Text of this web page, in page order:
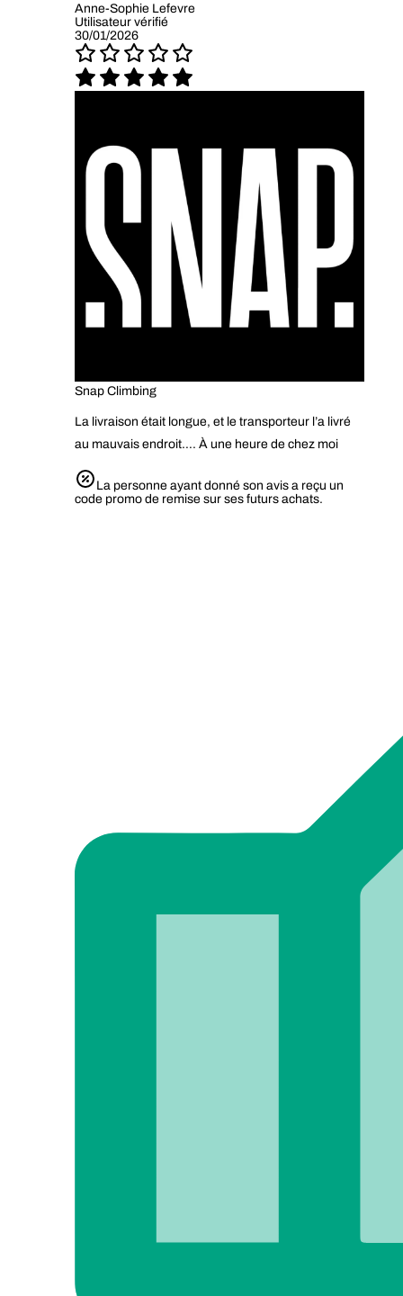
Anne-Sophie Lefevre
Utilisateur vérifié
30/01/2026
Snap Climbing
La livraison était longue, et le transporteur l’a livré
au mauvais endroit…. À une heure de chez moi
La personne ayant donné son avis a reçu un
code promo de remise sur ses futurs achats.